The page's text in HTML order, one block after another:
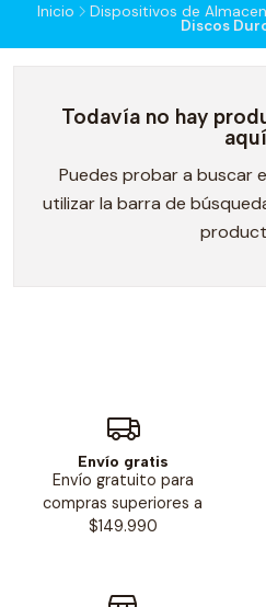
Inicio Dispositivos de
Discos
Todavía no hay
aquí
Puedes probar a buscar
utilizar la barra de
Envío gratis
Envío gratuito para
compras superiores a
$149.990